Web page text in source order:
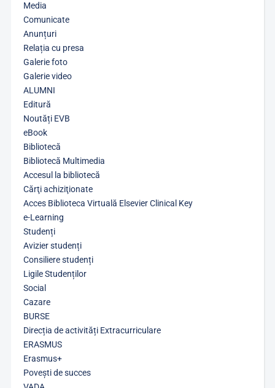
Media
Comunicate
Anunțuri
Relația cu presa
Galerie foto
Galerie video
ALUMNI
Editură
Noutăți EVB
eBook
Bibliotecă
Bibliotecă Multimedia
Accesul la bibliotecă
Cărţi achiziţionate
Acces Biblioteca Virtuală Elsevier Clinical Key
e-Learning
Studenți
Avizier studenți
Consiliere studenți
Ligile Studenților
Social
Cazare
BURSE
Direcția de activități Extracurriculare
ERASMUS
Erasmus+
Povești de succes